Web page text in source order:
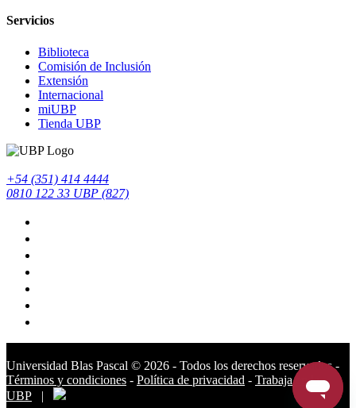
Servicios
Biblioteca
Comisión de Inclusión
Extensión
Internacional
miUBP
Tienda UBP
+54 (351) 414 4444
0810 122 33 UBP (827)
Universidad Blas Pascal ©️ 2026 - Todos los derechos reservados -
Términos y condiciones - Política de privacidad - Trabaja en la
UBP |